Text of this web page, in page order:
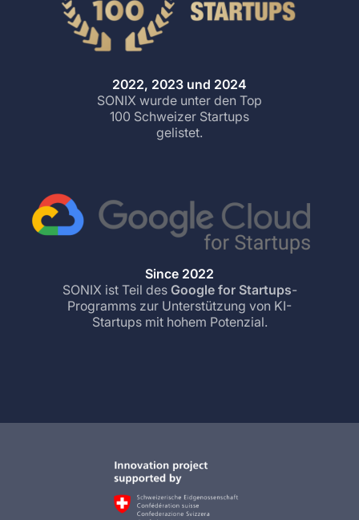
2022, 2023 und 2024
SONIX wurde unter den Top
100 Schweizer Startups
gelistet.
Since 2022
SONIX ist Teil des Google for Startups-
Programms zur Unterstützung von KI-
Startups mit hohem Potenzial.